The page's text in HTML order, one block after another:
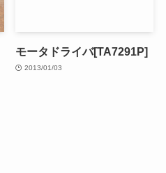
モータドライバ[TA7291P]
2013/01/03